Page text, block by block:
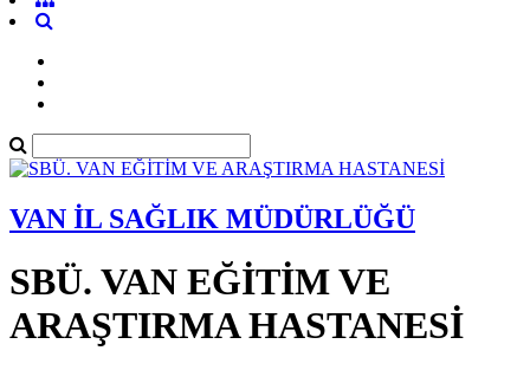
VAN İL SAĞLIK MÜDÜRLÜĞÜ
SBÜ. VAN EĞİTİM VE
ARAŞTIRMA HASTANESİ